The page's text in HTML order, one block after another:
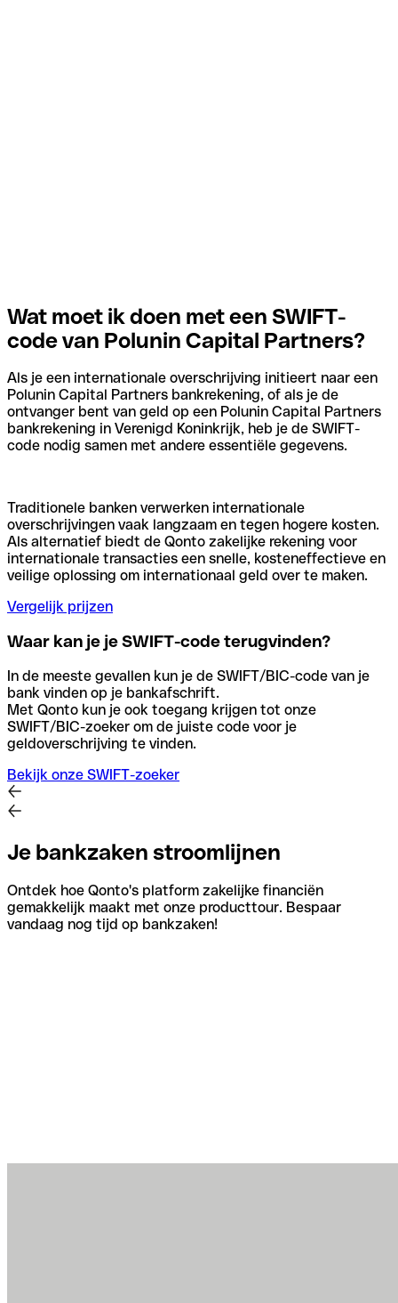
Wat moet ik doen met een SWIFT-
code van Polunin Capital Partners?
Als je een internationale overschrijving initieert naar een
Polunin Capital Partners bankrekening, of als je de
ontvanger bent van geld op een Polunin Capital Partners
bankrekening in Verenigd Koninkrijk, heb je de SWIFT-
code nodig samen met andere essentiële gegevens.
Traditionele banken verwerken internationale
overschrijvingen vaak langzaam en tegen hogere kosten.
Als alternatief biedt de Qonto zakelijke rekening voor
internationale transacties een snelle, kosteneffectieve en
veilige oplossing om internationaal geld over te maken.
Vergelijk prijzen
Waar kan je je SWIFT-code terugvinden?
In de meeste gevallen kun je de SWIFT/BIC-code van je
bank vinden op je bankafschrift.
Met Qonto kun je ook toegang krijgen tot onze
SWIFT/BIC-zoeker om de juiste code voor je
geldoverschrijving te vinden.
Bekijk onze SWIFT-zoeker
Je bankzaken stroomlijnen
Ontdek hoe Qonto's platform zakelijke financiën
gemakkelijk maakt met onze producttour. Bespaar
vandaag nog tijd op bankzaken!